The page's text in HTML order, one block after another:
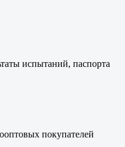
испытаний, паспорта
покупателей